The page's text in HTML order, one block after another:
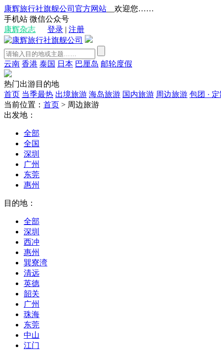
康辉旅行社旗舰公司官方网站 __欢迎您……
手机站 微信公众号
康辉杂志
登录 | 注册
云南 香港 泰国 日本 巴厘岛 邮轮度假
热门出游目的地
首页 当季最热 出境旅游 海岛旅游 国内旅游 周边旅游 包团 ·
当前位置： 首页 > 周边旅游
出发地：
全部
全国
深圳
广州
东莞
惠州
目的地：
全部
深圳
西冲
惠州
巽寮湾
清远
英德
韶关
广州
珠海
东莞
中山
江门